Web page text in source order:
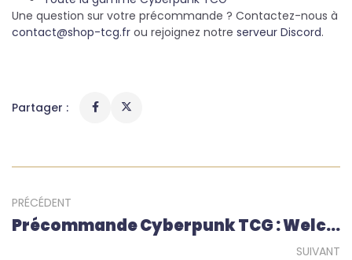
Une question sur votre précommande ? Contactez-nous à
contact@shop-tcg.fr ou rejoignez notre serveur Discord.
Partager :
PRÉCÉDENT
Précommande Cyberpunk TCG : Welcome To Night City Arrive Sur Shop-TCG
SUIVANT